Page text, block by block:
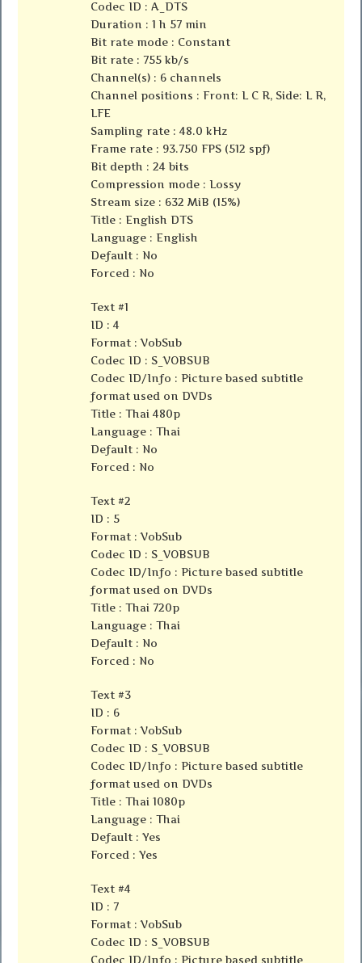
Codec ID : A_DTS
Duration : 1 h 57 min
Bit rate mode : Constant
Bit rate : 755 kb/s
Channel(s) : 6 channels
Channel positions : Front: L C R, Side: L R,
LFE
Sampling rate : 48.0 kHz
Frame rate : 93.750 FPS (512 spf)
Bit depth : 24 bits
Compression mode : Lossy
Stream size : 632 MiB (15%)
Title : English DTS
Language : English
Default : No
Forced : No
Text #1
ID : 4
Format : VobSub
Codec ID : S_VOBSUB
Codec ID/Info : Picture based subtitle
format used on DVDs
Title : Thai 480p
Language : Thai
Default : No
Forced : No
Text #2
ID : 5
Format : VobSub
Codec ID : S_VOBSUB
Codec ID/Info : Picture based subtitle
format used on DVDs
Title : Thai 720p
Language : Thai
Default : No
Forced : No
Text #3
ID : 6
Format : VobSub
Codec ID : S_VOBSUB
Codec ID/Info : Picture based subtitle
format used on DVDs
Title : Thai 1080p
Language : Thai
Default : Yes
Forced : Yes
Text #4
ID : 7
Format : VobSub
Codec ID : S_VOBSUB
Codec ID/Info : Picture based subtitle